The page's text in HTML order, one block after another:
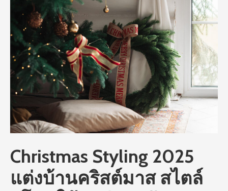
Christmas Styling 2025
แต่งบ้านคริสต์มาส สไตล์